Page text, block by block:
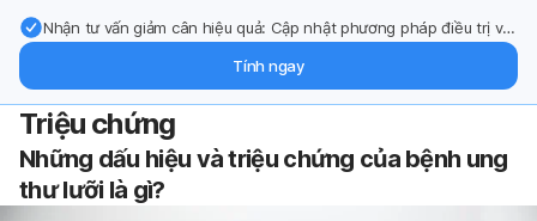
Nhận tư vấn giảm cân hiệu quả: Cập nhật phương pháp điều trị và
Tính ngay
Triệu chứng
Những dấu hiệu và triệu chứng của bệnh ung
thư lưỡi là gì?